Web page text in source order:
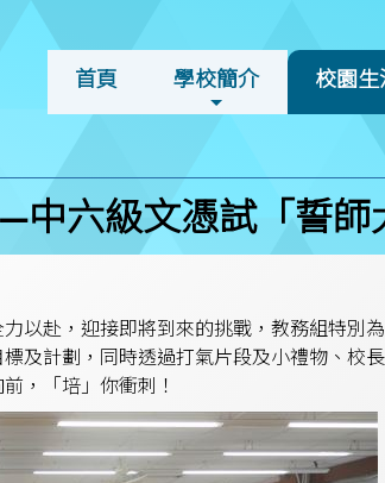
首頁 學校簡介 校園生
中六級文憑試「誓師
以赴，迎接即將到來的挑戰，教務組特別
及計劃，同時透過打氣片段及小禮物、校
，「培」你衝刺！